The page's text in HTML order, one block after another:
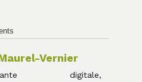
Vernier
digitale,